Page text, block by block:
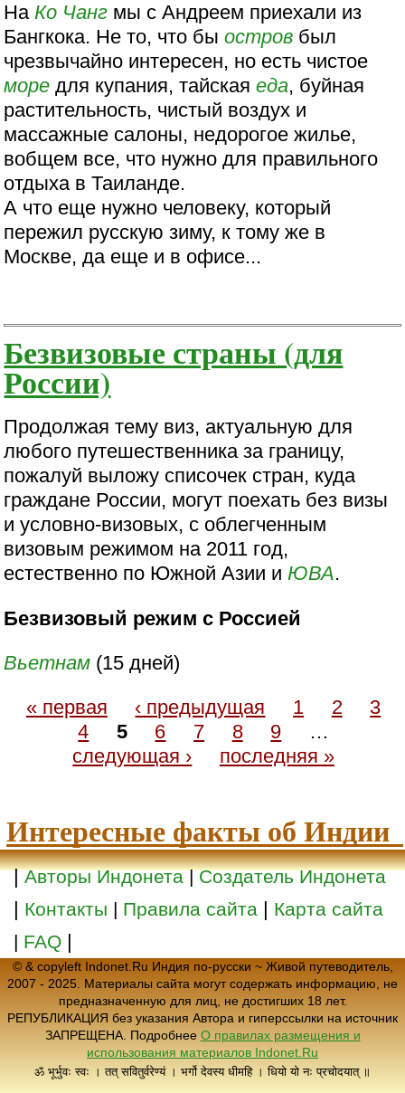
НаКо Чанг мы с Андреем приехали из
Бангкока. Не то, что быостров был
чрезвычайно интересен, но есть чистое
море для купания, тайскаяеда, буйная
растительность, чистый воздух и
массажные салоны, недорогое жилье,
вобщем все, что нужно для правильного
отдыха в Таиланде.
А что еще нужно человеку, который
пережил русскую зиму, к тому же в
Москве, да еще и в офисе...
Безвизовые страны (для
России)
Продолжая тему виз, актуальную для
любого путешественника за границу,
пожалуй выложу списочек стран, куда
граждане России, могут поехать без визы
и условно-визовых, с облегченным
визовым режимом на 2011 год,
естественно по Южной Азии иЮВА.
Безвизовый режим с Россией
Вьетнам (15 дней)
« первая
‹ предыдущая 1 2
3
4
5 6 7 8 9
…
следующая ›
последняя »
Интересные факты об Индии
|Авторы Индонета|Создатель Индонета
| Контакты | Правила сайта | Карта сайта
| FAQ |
© & copyleft Indonet.Ru Индия по-русски ~ Живой путеводитель,
2007 - 2025. Материалы сайта могут содержать информацию, не
предназначенную для лиц, не достигших 18 лет.
РЕПУБЛИКАЦИЯ без указания Автора и гиперссылки на источник
ЗАПРЕЩЕНА. Подробнее О правилах размещения и
использования материалов Indonet.Ru
ॐ भूर्भुवः स्वः । तत् सवितुर्वरेण्यं । भर्गो देवस्य धीमहि । धियो यो नः प्रचोदयात् ॥